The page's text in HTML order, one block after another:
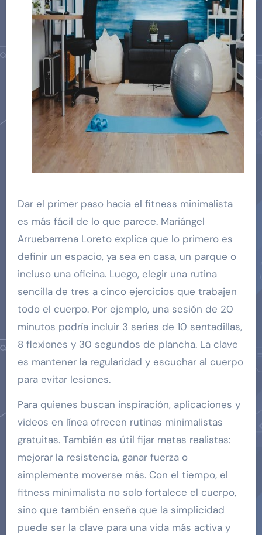
Dar el primer paso hacia el fitness minimalista
es más fácil de lo que parece. Mariángel
Arruebarrena Loreto explica que lo primero es
definir un espacio, ya sea en casa, un parque o
incluso una oficina. Luego, elegir una rutina
sencilla de tres a cinco ejercicios que trabajen
todo el cuerpo. Por ejemplo, una sesión de 20
minutos podría incluir 3 series de 10 sentadillas,
8 flexiones y 30 segundos de plancha. La clave
es mantener la regularidad y escuchar al cuerpo
para evitar lesiones.
Para quienes buscan inspiración, aplicaciones y
videos en línea ofrecen rutinas minimalistas
gratuitas. También es útil fijar metas realistas:
mejorar la resistencia, ganar fuerza o
simplemente moverse más. Con el tiempo, el
fitness minimalista no solo fortalece el cuerpo,
sino que también enseña que la simplicidad
puede ser la clave para una vida más activa y